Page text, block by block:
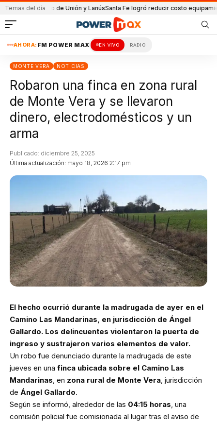
Temas del día
partido de Unión y LanúsSanta Fe logró reducir costo equipamiento
AHORA: FM POWER MAX EN VIVO RADIO
MONTE VERA NOTICIAS
Robaron una finca en zona rural
de Monte Vera y se llevaron
dinero, electrodomésticos y un
arma
Última actualización: mayo 18, 2026 2:17 pm
Publicado: diciembre 25, 2025
El hecho ocurrió durante la madrugada de ayer en el
Camino Las Mandarinas, en jurisdicción de Ángel
Gallardo. Los delincuentes violentaron la puerta de
ingreso y sustrajeron varios elementos de valor.
Un robo fue denunciado durante la madrugada de este
jueves en una finca ubicada sobre el Camino Las
Mandarinas, en zona rural de Monte Vera, jurisdicción
de Ángel Gallardo.
Según se informó, alrededor de las 04:15 horas, una
comisión policial fue comisionada al lugar tras el aviso de